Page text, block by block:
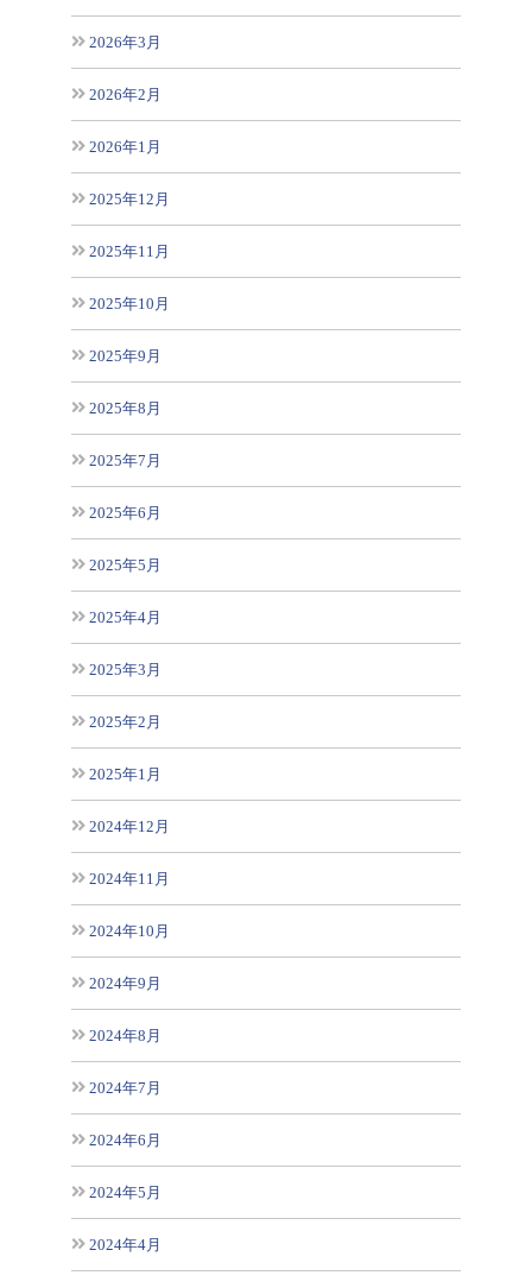
2026年3月
2026年2月
2026年1月
2025年12月
2025年11月
2025年10月
2025年9月
2025年8月
2025年7月
2025年6月
2025年5月
2025年4月
2025年3月
2025年2月
2025年1月
2024年12月
2024年11月
2024年10月
2024年9月
2024年8月
2024年7月
2024年6月
2024年5月
2024年4月